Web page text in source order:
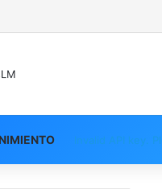
Invalid API key.